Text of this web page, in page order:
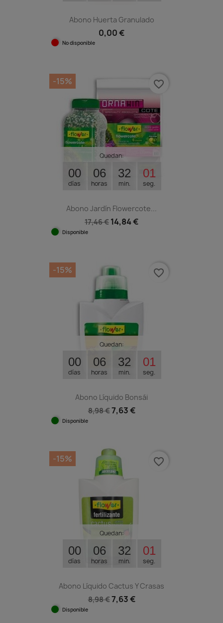
Abono Huerta Granulado
0,00 €
No disponible
Quedan:
00
días
06
horas
32
min.
00
seg.
Abono Jardín Flowercote...
17,46 € 14,84 €
Disponible
-15% favorite_border
Quedan:
00
días
06
horas
32
min.
00
seg.
Abono Líquido Bonsái
8,98 €7,63 €
Disponible
-15% favorite_border
Quedan:
00
días
06
horas
32
min.
00
seg.
Abono Líquido Cactus Y Crasas
8,98 €7,63 €
Disponible
-15% favorite_border